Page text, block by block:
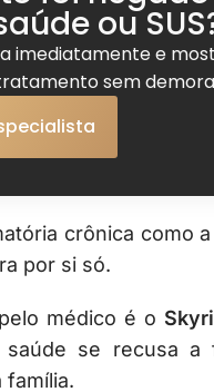
ou
imediatamente e
sem
crônica como a
por si só.
médico é o
se recusa a
família.